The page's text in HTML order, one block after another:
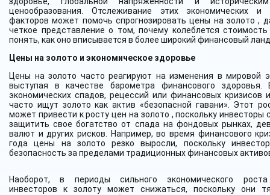
ценообразования. Отслеживание этих экономических и
факторов может помочь спрогнозировать цены на золото ,
четкое представление о том, почему колеблется
понять, как оно вписывается в более широкий финансовый
Цены на золото и экономическое здоровье
Цены на золото часто реагируют на изменения в мировой
выступая в качестве барометра финансового здоровья.
экономических спадов, рецессий или финансовых кризисов
часто ищут золото как актив «безопасной гавани». Этот
может привести к росту цен на золото , поскольку инвесторы
защитить свое богатство от спада на фондовых рынках,
валют и других рисков. Например, во время финансового
года цены на золото резко выросли, поскольку
безопасность за пределами традиционных финансовых
Наоборот, в периоды сильного экономического
инвесторов к золоту может снижаться, поскольку они